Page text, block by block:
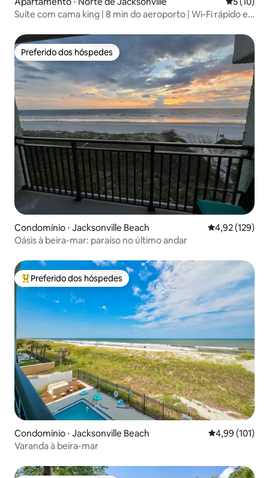
Suíte com cama king | 8 min do aeroporto | Wi-Fi rápido e
Preferido dos hóspedes
Preferido dos hóspedes
Condomínio ⋅ Jacksonville Beach 4,92 de uma
4,92 (129)
Oásis à beira-mar: paraíso no último andar
Entre os melhores preferidos dos hóspedes
Preferido dos hóspedes
Condomínio ⋅ Jacksonville Beach 4,99 de uma
4,99 (101)
Varanda à beira-mar